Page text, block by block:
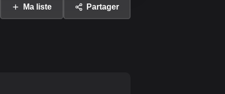
Ma liste Partager